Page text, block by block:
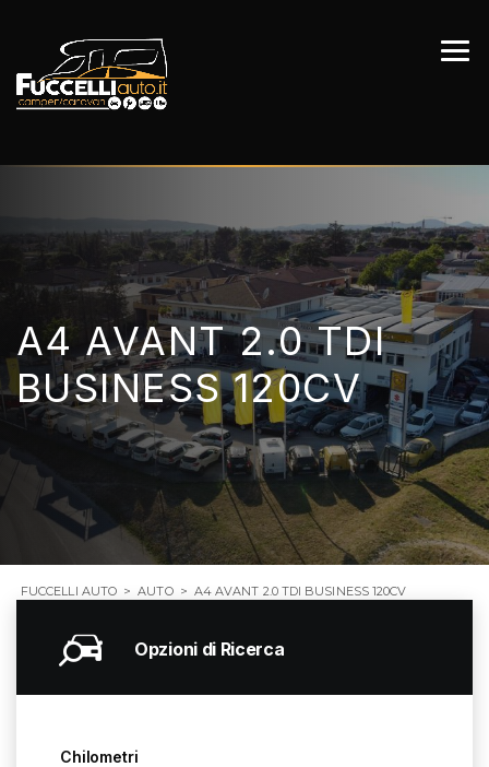
A4 AVANT 2.0 TDI
BUSINESS 120CV
FUCCELLI AUTO > AUTO > A4 AVANT 2.0 TDI BUSINESS 120CV
Opzioni di Ricerca
Chilometri